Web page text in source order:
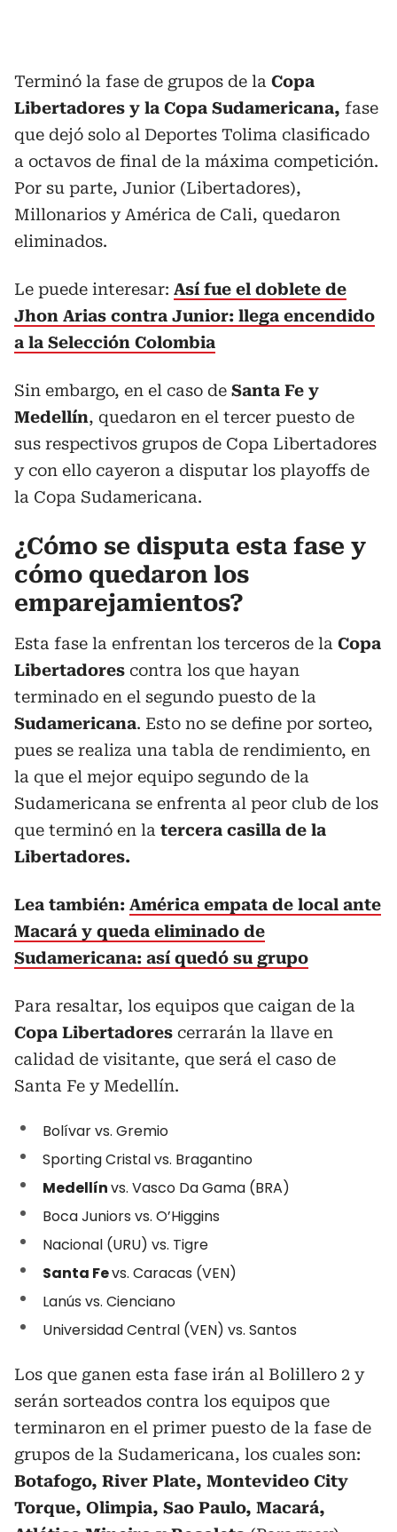
Terminó la fase de grupos de la Copa
Libertadores y la Copa Sudamericana, fase
que dejó solo al Deportes Tolima clasificado
a octavos de final de la máxima competición.
Por su parte, Junior (Libertadores),
Millonarios y América de Cali, quedaron
eliminados.
Le puede interesar: Así fue el doblete de
Jhon Arias contra Junior: llega encendido
a la Selección Colombia
Sin embargo, en el caso de Santa Fe y
Medellín, quedaron en el tercer puesto de
sus respectivos grupos de Copa Libertadores
y con ello cayeron a disputar los playoffs de
la Copa Sudamericana.
¿Cómo se disputa esta fase y
cómo quedaron los
emparejamientos?
Esta fase la enfrentan los terceros de la Copa
Libertadores contra los que hayan
terminado en el segundo puesto de la
Sudamericana. Esto no se define por sorteo,
pues se realiza una tabla de rendimiento, en
la que el mejor equipo segundo de la
Sudamericana se enfrenta al peor club de los
que terminó en la tercera casilla de la
Libertadores.
Lea también: América empata de local ante
Macará y queda eliminado de
Sudamericana: así quedó su grupo
Para resaltar, los equipos que caigan de la
Copa Libertadores cerrarán la llave en
calidad de visitante, que será el caso de
Santa Fe y Medellín.
Bolívar vs. Gremio
Sporting Cristal vs. Bragantino
Medellínvs. Vasco Da Gama (BRA)
Boca Juniors vs. O’Higgins
Nacional (URU) vs. Tigre
Santa Fevs. Caracas (VEN)
Lanús vs. Cienciano
Universidad Central (VEN) vs. Santos
Los que ganen esta fase irán al Bolillero 2 y
serán sorteados contra los equipos que
terminaron en el primer puesto de la fase de
grupos de la Sudamericana, los cuales son:
Botafogo, River Plate, Montevideo City
Torque, Olimpia, Sao Paulo, Macará,